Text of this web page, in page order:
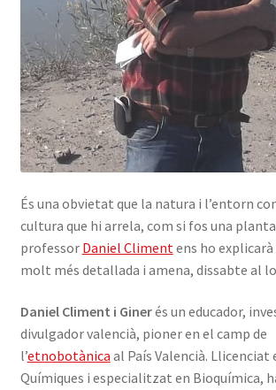
És una obvietat que la natura i l’entorn
cultura que hi arrela, com si fos una
professor Daniel Climent ens ho explicarà
molt més detallada i amena, dissabte al
Daniel Climent i Ginerés un educador,
divulgador valencià, pioner en el camp de
l’etnobotànica al País Valencià. Llicenciat
Químiques i especialitzat en Bioquímica,